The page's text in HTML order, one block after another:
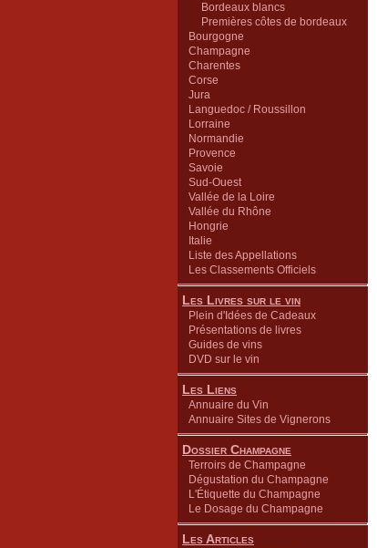
Bordeaux blancs
Premières côtes de bordeaux
Bourgogne
Champagne
Charentes
Corse
Jura
Languedoc / Roussillon
Lorraine
Normandie
Provence
Savoie
Sud-Ouest
Vallée de la Loire
Vallée du Rhône
Hongrie
Italie
Liste des Appellations
Les Classements Officiels
Les Livres sur le vin
Plein d'Idées de Cadeaux
Présentations de livres
Guides de vins
DVD sur le vin
Les Liens
Annuaire du Vin
Annuaire Sites de Vignerons
Dossier Champagne
Terroirs de Champagne
Dégustation du Champagne
L'Étiquette du Champagne
Le Dosage du Champagne
Les Articles